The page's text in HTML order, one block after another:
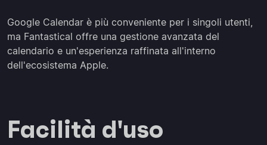
Google Calendar è più conveniente per i singoli utenti,
ma Fantastical offre una gestione avanzata del
calendario e un'esperienza raffinata all'interno
dell'ecosistema Apple.
Facilità d'uso